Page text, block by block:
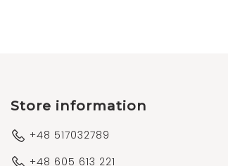
Store information
+48 517032789
+48 605 613 221